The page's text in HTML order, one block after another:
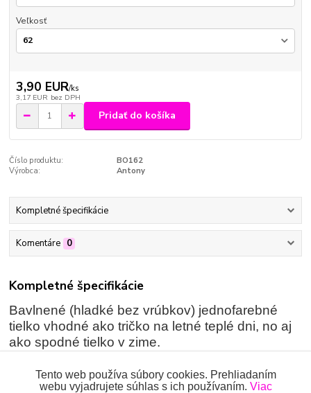
Veľkosť
3,90 EUR/ks
3,17 EUR bez DPH
Pridať do košíka
Číslo produktu:
BO162
Výrobca:
Antony
Kompletné špecifikácie
Komentáre 0
Kompletné špecifikácie
Bavlnené (hladké bez vrúbkov) jednofarebné
tielko vhodné ako tričko na letné teplé dni, no aj
ako spodné tielko v zime.
Zloženie:
100% bavlna
Tento web používa súbory cookies. Prehliadaním
webu vyjadrujete súhlas s ich používaním. Viac